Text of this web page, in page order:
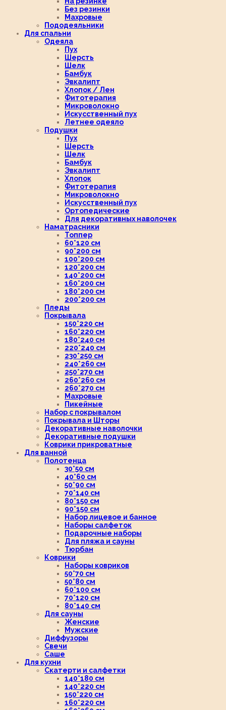
Без резинки
Махровые
Пододеяльники
Для спальни
Одеяла
Пух
Шерсть
Шелк
Бамбук
Эвкалипт
Хлопок / Лен
Фитотерапия
Микроволокно
Искусственный пух
Летнее одеяло
Подушки
Пух
Шерсть
Шелк
Бамбук
Эвкалипт
Хлопок
Фитотерапия
Микроволокно
Искусственный пух
Ортопедические
Для декоративных наволочек
Наматрасники
Топпер
60*120 см
90*200 см
100*200 см
120*200 см
140*200 см
160*200 см
180*200 см
200*200 см
Пледы
Покрывала
150*220 см
160*220 см
180*240 см
220*240 см
230*250 см
240*260 см
250*270 см
260*260 см
260*270 см
Махровые
Пикейные
Набор с покрывалом
Покрывала и Шторы
Декоративные наволочки
Декоративные подушки
Коврики прикроватные
Для ванной
Полотенца
30*50 см
40*60 см
50*90 см
70*140 см
80*150 см
90*150 см
Набор лицевое и банное
Наборы салфеток
Подарочные наборы
Для пляжа и сауны
Тюрбан
Коврики
Наборы ковриков
50*70 см
50*80 см
60*100 см
70*120 см
80*140 см
Для сауны
Женские
Мужские
Диффузоры
Свечи
Саше
Для кухни
Скатерти и салфетки
140*180 см
140*220 см
150*220 см
160*220 см